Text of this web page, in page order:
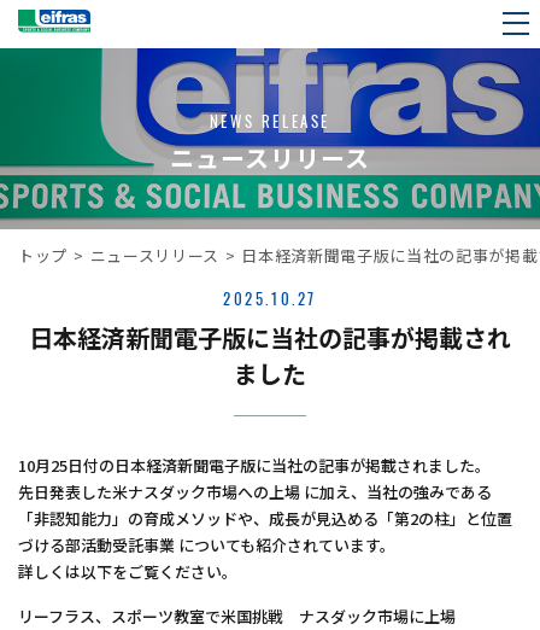
NEWS RELEASE
ニュースリリース
トップ > ニュースリリース > 日本経済新聞電子版に当社の記事が掲
2025.10.27
日本経済新聞電子版に当社の記事が掲載され
ました
10月25日付の日本経済新聞電子版に当社の記事が掲載されました。
先日発表した米ナスダック市場への上場 に加え、当社の強みである
「非認知能力」の育成メソッドや、成長が見込める「第2の柱」と位置
づける部活動受託事業 についても紹介されています。
詳しくは以下をご覧ください。
リーフラス、スポーツ教室で米国挑戦 ナスダック市場に上場